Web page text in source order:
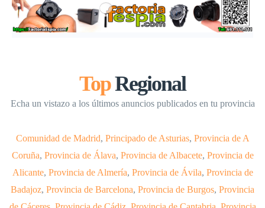
TopRegional
Echa un vistazo a los últimos anuncios publicados en tu provincia
Comunidad de Madrid, Principado de Asturias, Provincia de A
Coruña, Provincia de Álava, Provincia de Albacete, Provincia de
Alicante, Provincia de Almería, Provincia de Ávila, Provincia de
Badajoz, Provincia de Barcelona, Provincia de Burgos, Provincia